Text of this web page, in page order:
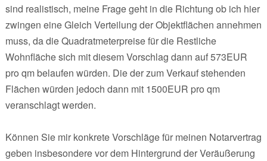
sind realistisch, meine Frage geht in die Richtung ob ich hier
zwingen eine Gleich Verteilung der Objektflächen annehmen
muss, da die Quadratmeterpreise für die Restliche
Wohnfläche sich mit diesem Vorschlag dann auf 573EUR
pro qm belaufen würden. Die der zum Verkauf stehenden
Flächen würden jedoch dann mit 1500EUR pro qm
veranschlagt werden.
Können Sie mir konkrete Vorschläge für meinen Notarvertrag
geben insbesondere vor dem Hintergrund der Veräußerung